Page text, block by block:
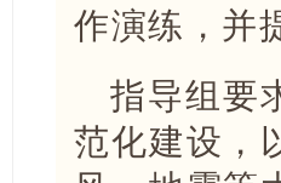
作演练，并
指导组要
范化建设，